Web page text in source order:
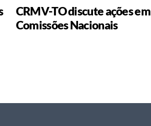
CRMV-TO discute ações em
Comissões Nacionais